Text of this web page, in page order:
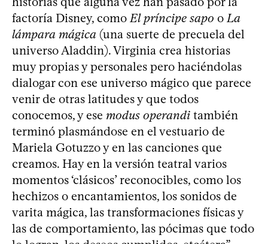
factoría Disney, comoEl príncipe sapo oLa
lámpara mágica (una suerte de precuela del
universo Aladdin). Virginia crea historias
muy propias y personales pero haciéndolas
dialogar con ese universo mágico que parece
venir de otras latitudes y que todos
conocemos, y ese modus operandi también
terminó plasmándose en el vestuario de
Mariela Gotuzzo y en las canciones que
creamos. Hay en la versión teatral varios
momentos ‘clásicos’ reconocibles, como los
hechizos o encantamientos, los sonidos de
varita mágica, las transformaciones físicas y
las de comportamiento, las pócimas que todo